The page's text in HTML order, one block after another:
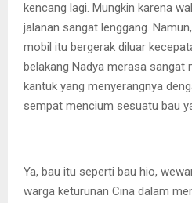
kencang lagi. Mungkin karena
jalanan sangat lenggang.
mobil itu bergerak diluar
belakang Nadya merasa sangat
kantuk yang menyerangnya
sempat mencium sesuatu bau
Ya, bau itu seperti bau hio,
warga keturunan Cina dalam